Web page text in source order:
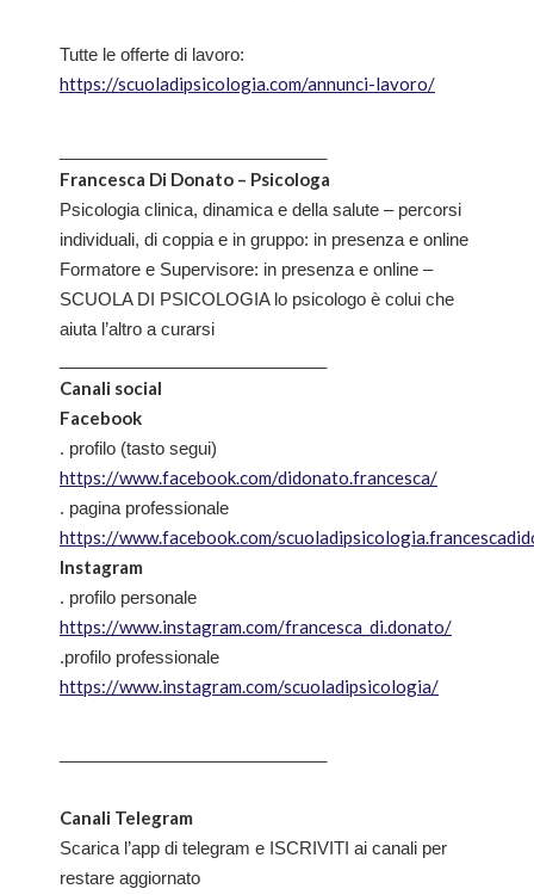
Tutte le offerte di lavoro:
https://scuoladipsicologia.com/annunci-lavoro/
Francesca Di Donato – Psicologa
Psicologia clinica, dinamica e della salute – percorsi
individuali, di coppia e in gruppo: in presenza e online
Formatore e Supervisore: in presenza e online –
SCUOLA DI PSICOLOGIA lo psicologo è colui che
aiuta l’altro a curarsi
Canali social
Facebook
. profilo (tasto segui)
https://www.facebook.com/didonato.francesca/
. pagina professionale
https://www.facebook.com/
Instagram
. profilo personale
https://www.instagram.com/francesca_di.donato/
.profilo professionale
https://www.instagram.com/scuoladipsicologia/
Canali Telegram
Scarica l’app di telegram e ISCRIVITI ai canali per
restare aggiornato